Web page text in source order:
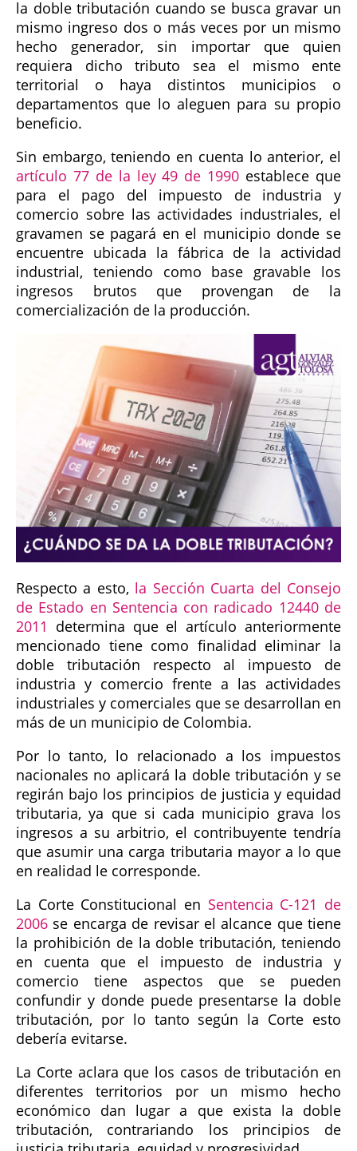
la doble tributación cuando se busca gravar un
mismo ingreso dos o más veces por un mismo
hecho generador, sin importar que quien
requiera dicho tributo sea el mismo ente
territorial o haya distintos municipios o
departamentos que lo aleguen para su propio
beneficio.
Sin embargo, teniendo en cuenta lo anterior, el
artículo 77 de la ley 49 de 1990 establece que
para el pago del impuesto de industria y
comercio sobre las actividades industriales, el
gravamen se pagará en el municipio donde se
encuentre ubicada la fábrica de la actividad
industrial, teniendo como base gravable los
ingresos brutos que provengan de la
comercialización de la producción.
Respecto a esto, la Sección Cuarta del Consejo
de Estado en Sentencia con radicado 12440 de
2011 determina que el artículo anteriormente
mencionado tiene como finalidad eliminar la
doble tributación respecto al impuesto de
industria y comercio frente a las actividades
industriales y comerciales que se desarrollan en
más de un municipio de Colombia.
Por lo tanto, lo relacionado a los impuestos
nacionales no aplicará la doble tributación y se
regirán bajo los principios de justicia y equidad
tributaria, ya que si cada municipio grava los
ingresos a su arbitrio, el contribuyente tendría
que asumir una carga tributaria mayor a lo que
en realidad le corresponde.
La Corte Constitucional en Sentencia C-121 de
2006 se encarga de revisar el alcance que tiene
la prohibición de la doble tributación, teniendo
en cuenta que el impuesto de industria y
comercio tiene aspectos que se pueden
confundir y donde puede presentarse la doble
tributación, por lo tanto según la Corte esto
debería evitarse.
La Corte aclara que los casos de tributación en
diferentes territorios por un mismo hecho
económico dan lugar a que exista la doble
tributación, contrariando los principios de